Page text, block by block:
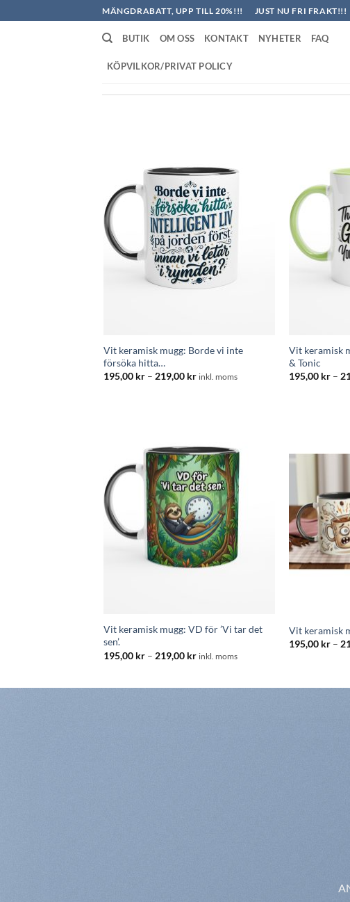
to
MÄNGDRABATT, UPP TILL 20%!!! JUST NU FRI FRAKT!!!
BUTIK OM OSS KONTAKT NYHETER FAQ
KÖPVILKOR/PRIVAT POLICY
Vit keramisk mugg: Borde vi inte
försöka hitta…
195,00 kr – 219,00 krPrisintervall:
inkl. moms
Vit keramisk
& Tonic
195,00 kr –
Vit keramisk mugg: VD för ’Vi tar det
sen’.
195,00 kr – 219,00 krPrisintervall:
inkl. moms
Vit keramisk
195,00 kr –